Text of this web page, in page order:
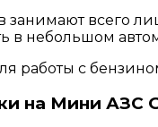
занимают всего
в небольшом
работы с
на Мини АЗС